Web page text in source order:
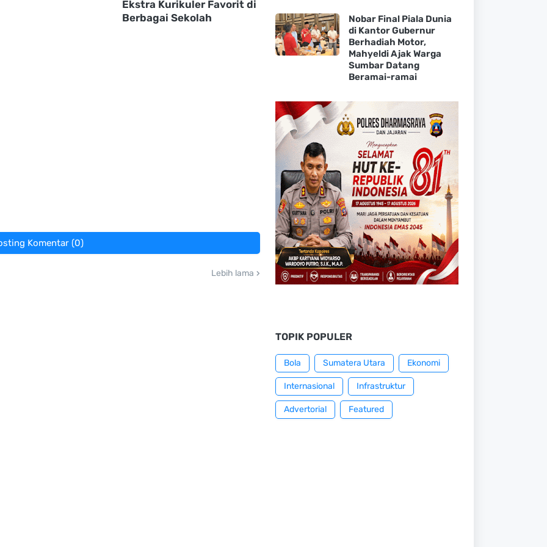
Ekstra Kurikuler Favorit di
Berbagai Sekolah
Komentar (0)
Lebih lama
Nobar Final Piala Dunia
di Kantor Gubernur
Berhadiah Motor,
Mahyeldi Ajak Warga
Sumbar Datang
Beramai-ramai
TOPIK POPULER
Bola Sumatera Utara Ekonomi
Internasional Infrastruktur
Advertorial Featured